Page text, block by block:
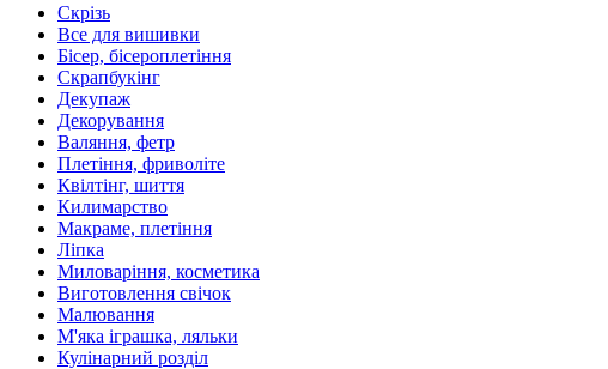
Скрізь
Все для вишивки
Бісер, бісероплетіння
Скрапбукінг
Декупаж
Декорування
Валяння, фетр
Плетіння, фриволіте
Квілтінг, шиття
Килимарство
Макраме, плетіння
Ліпка
Миловаріння, косметика
Виготовлення свічок
Малювання
М'яка іграшка, ляльки
Кулінарний розділ